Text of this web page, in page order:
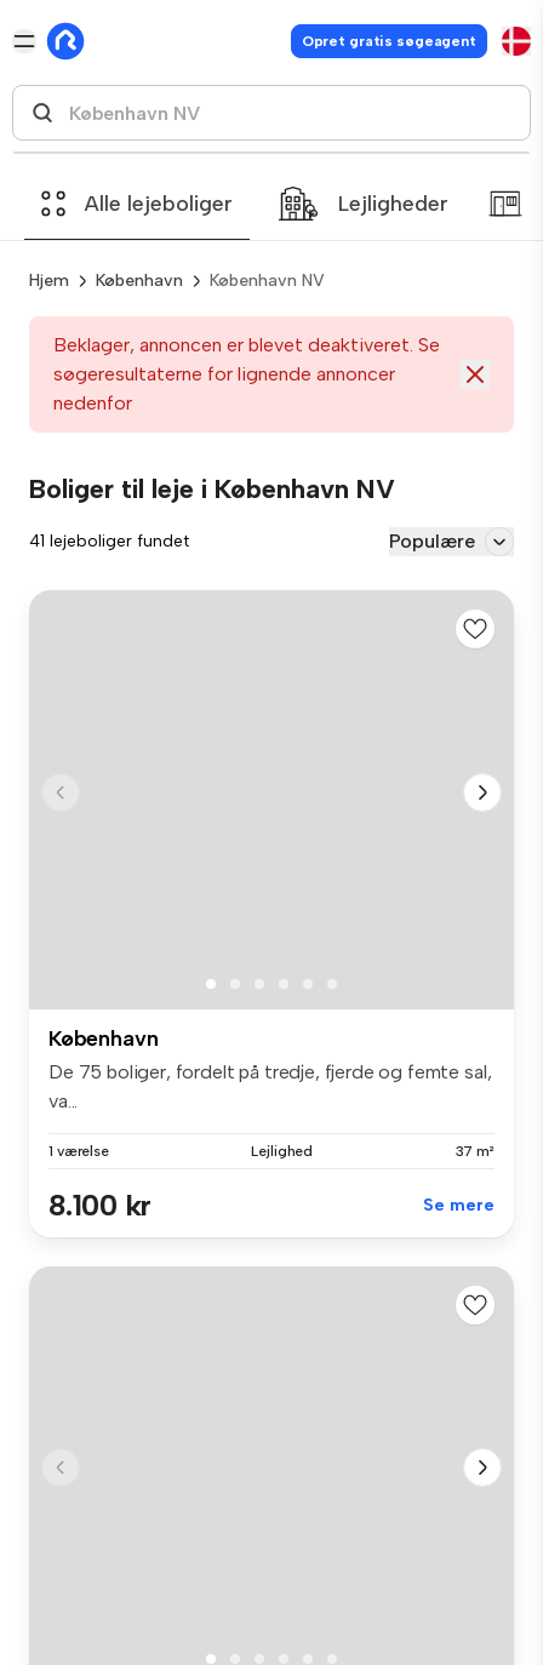
Opret gratis søgeagent
Alle lejeboliger Lejligheder
Hjem København København NV
Beklager, annoncen er blevet deaktiveret. Se
søgeresultaterne for lignende annoncer
nedenfor
Boliger til leje i København NV
41 lejeboliger fundet Populære
København
De 75 boliger, fordelt på tredje, fjerde og femte sal,
va...
1 værelse Lejlighed 37 m²
8.100 kr Se mere